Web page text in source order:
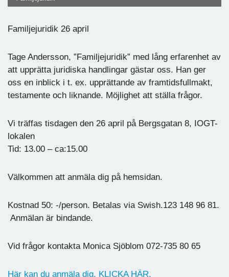
Familjejuridik 26 april
Tage Andersson, ”Familjejuridik” med lång erfarenhet av
att upprätta juridiska handlingar gästar oss. Han ger
oss en inblick i t. ex. upprättande av framtidsfullmakt,
testamente och liknande. Möjlighet att ställa frågor.
Vi träffas tisdagen den 26 april på Bergsgatan 8, IOGT-
lokalen
Tid: 13.00 – ca:15.00
Välkommen att anmäla dig på hemsidan.
Kostnad 50: -/person. Betalas via Swish.123 148 96 81.
Anmälan är bindande.
Vid frågor kontakta Monica Sjöblom 072-735 80 65
Här kan du anmäla dig. KLICKA HÄR.